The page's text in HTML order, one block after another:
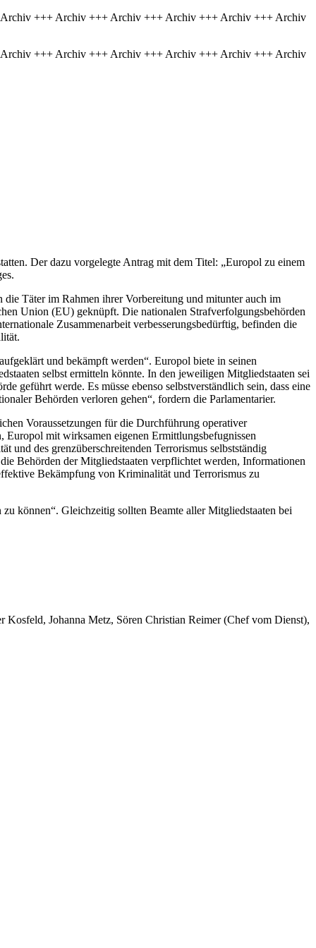
+++ Archiv +++ Archiv +++ Archiv +++ Archiv +++ Archiv
+++ Archiv +++ Archiv +++ Archiv +++ Archiv +++ Archiv
Der dazu vorgelegte Antrag mit dem Titel: „Europol zu einem
Täter im Rahmen ihrer Vorbereitung und mitunter auch im
Union (EU) geknüpft. Die nationalen Strafverfolgungsbehörden
Zusammenarbeit verbesserungsbedürftig, befinden die
und bekämpft werden“. Europol biete in seinen
selbst ermitteln könnte. In den jeweiligen Mitgliedstaaten sei
geführt werde. Es müsse ebenso selbstverständlich sein, dass eine
Behörden verloren gehen“, fordern die Parlamentarier.
Voraussetzungen für die Durchführung operativer
mit wirksamen eigenen Ermittlungsbefugnissen
und des grenzüberschreitenden Terrorismus selbstständig
Behörden der Mitgliedstaaten verpflichtet werden, Informationen
Bekämpfung von Kriminalität und Terrorismus zu
können“. Gleichzeitig sollten Beamte aller Mitgliedstaaten bei
Kosfeld, Johanna Metz, Sören Christian Reimer (Chef vom Dienst),